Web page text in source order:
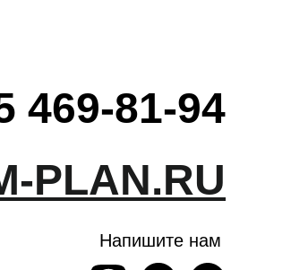
469-81-94
PLAN.RU
Напишите нам